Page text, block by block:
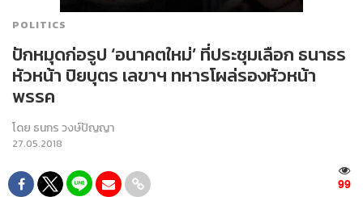
POLITICS
ปักหมุดก่อรูป ‘อนาคตใหม่’ ที่ประชุมเลือก ธนาธร
หัวหน้า ปิยบุตร เลขาฯ ทหารโผล่รองหัวหน้า
พรรค
โดย ธนกร วงษ์ปัญญา
27.05.2018
99